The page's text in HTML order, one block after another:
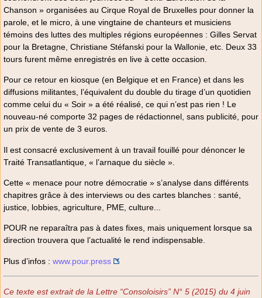
Chanson » organisées au Cirque Royal de Bruxelles pour donner la
parole, et le micro, à une vingtaine de chanteurs et musiciens
témoins des luttes des multiples régions européennes : Gilles Servat
pour la Bretagne, Christiane Stéfanski pour la Wallonie, etc. Deux 33
tours furent même enregistrés en live à cette occasion.
Pour ce retour en kiosque (en Belgique et en France) et dans les
diffusions militantes, l’équivalent du double du tirage d’un quotidien
comme celui du « Soir » a été réalisé, ce qui n’est pas rien ! Le
nouveau-né comporte 32 pages de rédactionnel, sans publicité, pour
un prix de vente de 3 euros.
Il est consacré exclusivement à un travail fouillé pour dénoncer le
Traité Transatlantique, « l’arnaque du siècle ».
Cette « menace pour notre démocratie » s’analyse dans différents
chapitres grâce à des interviews ou des cartes blanches : santé,
justice, lobbies, agriculture, PME, culture...
POUR ne reparaîtra pas à dates fixes, mais uniquement lorsque sa
direction trouvera que l’actualité le rend indispensable.
Plus d’infos : www.pour.press
Ce texte est extrait de la Lettre “Consoloisirs” N° 5 (2015) du 4 juin